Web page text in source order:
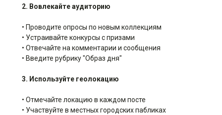
2. Вовлекайте аудиторию
• Проводите опросы по новым коллекциям
• Устраивайте конкурсы с призами
• Отвечайте на комментарии и сообщения
• Введите рубрику "Образ дня"
3. Используйте геолокацию
• Отмечайте локацию в каждом посте
• Участвуйте в местных городских пабликах